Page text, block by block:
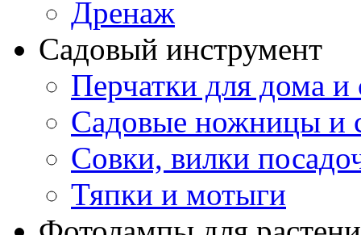
Дренаж
Садовый инструмент
Перчатки для дома и
Садовые ножницы и
Совки, вилки
Тяпки и мотыги